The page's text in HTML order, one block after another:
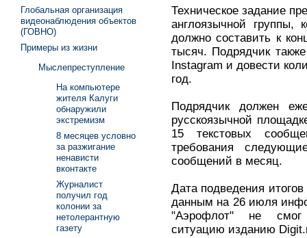
Техническое задание
англоязычной группы,
должно составить к
тысяч. Подрядчик
Instagram и довести
год.
Подрядчик должен
русскоязычной
15 текстовых
требования
сообщений в месяц.
Дата подведения
данным на 26 июля
"Аэрофлот" не смог
ситуацию изданию
Глобальная организация
видеонаблюдения объектов
(ГОВНО)
Примеры из жизни
Мыслепреступление
На компьютере
жителя Калуги
обнаружили
экстремизм
8 месяцев условно
за разжигание
ненависти
вконтакте
Журналист
получил год
колонии за
нетолерантную
газету